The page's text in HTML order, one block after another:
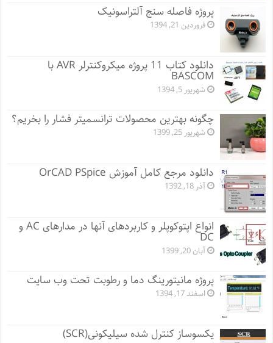
پروژه فاصله سنج آلتراسونیک
فروردین 21, 1394
دانلود کتاب 11 پروژه میکروکنترلر AVR با
BASCOM
شهریور 5, 1394
چگونه بهترین محصولات ترانسمیتر فشار را بخریم؟
شهریور 25, 1399
دانلود مرجع کامل آموزش OrCAD PSpice
آذر 18, 1392
انواع اپتوکوپلر و کاربردهای آنها در مدارهای AC و
DC
آبان 20, 1399
پروژه مانيتورينگ دما و رطوبت تحت وب سایت
اسفند 17, 1394
یکسوساز کنترل شده سیلیکونی(SCR)